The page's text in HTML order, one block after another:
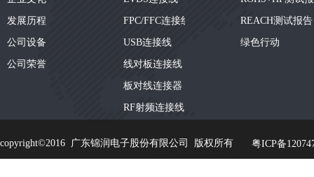
发展历程
公司设备
公司荣誉
粤ICP备
REACH测试报告
绿色行动
FPC/FFC连接线
USB连接线
线对板连接线
板对线连接器
RF射频连接线
copyright©2016 广东锦润电子股份有限公司 版权所有